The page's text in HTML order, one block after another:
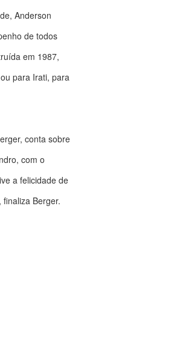
Anderson
de todos
em 1987,
para Irati, para
conta sobre
com o
a felicidade de
Berger.